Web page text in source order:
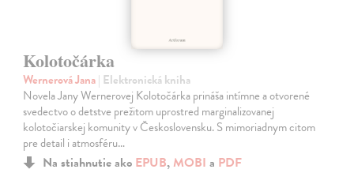
Kolotočárka
Wernerová Jana| Elektronická kniha
Novela Jany Wernerovej Kolotočárka prináša intímne a otvorené
svedectvo o detstve prežitom uprostred marginalizovanej
kolotočiarskej komunity v Československu. S mimoriadnym citom
pre detail i atmosféru…
Na stiahnutie ako EPUB, MOBI a PDF